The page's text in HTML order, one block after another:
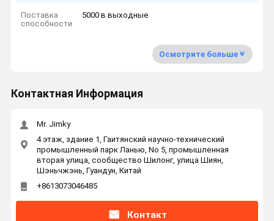
Поставка
способности
5000 в выходные
Осмотрите больше
Контактная Информация
Mr. Jimky
4 этаж, здание 1, Гаитянский научно-технический
промышленный парк Ланью, No 5, промышленная
вторая улица, сообщество Шилонг, улица Шиян,
Шэньчжэнь, Гуандун, Китай
+8613073046485
Контакт